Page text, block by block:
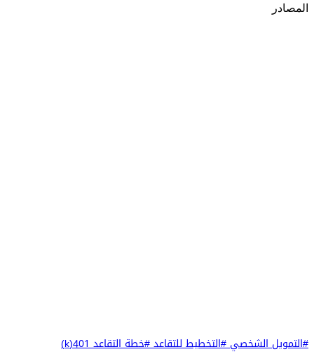
المصادر
#التمويل الشخصي#التخطيط للتقاعد#خطة التقاعد 401(k)